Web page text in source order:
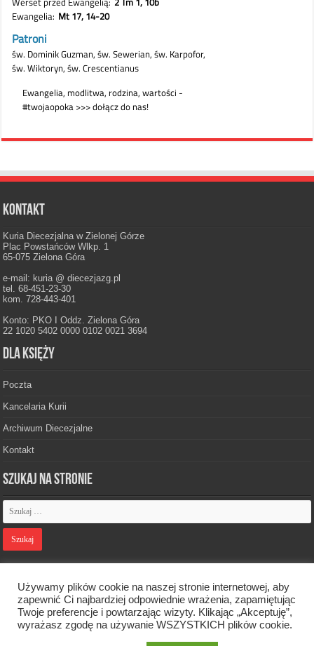
Kontakt
Kuria Diecezjalna w Zielonej Górze
Plac Powstańców Wlkp. 1
65-075 Zielona Góra
e-mail: kuria @ diecezjazg.pl
tel. 68-451-23-30
kom. 728-443-401
Konto: PKO I Oddz. Zielona Góra
22 1020 5402 0000 0102 0021 3694
Dla księży
Poczta
Kancelaria Kurii
Archiwum Diecezjalne
Kontakt
Szukaj na stronie
Designed by Webdawid
Używamy plików cookie na naszej stronie internetowej, aby
zapewnić Ci najbardziej odpowiednie wrażenia, zapamiętując
Twoje preferencje i powtarzając wizyty. Klikając „Akceptuję”,
wyrażasz zgodę na używanie WSZYSTKICH plików cookie.